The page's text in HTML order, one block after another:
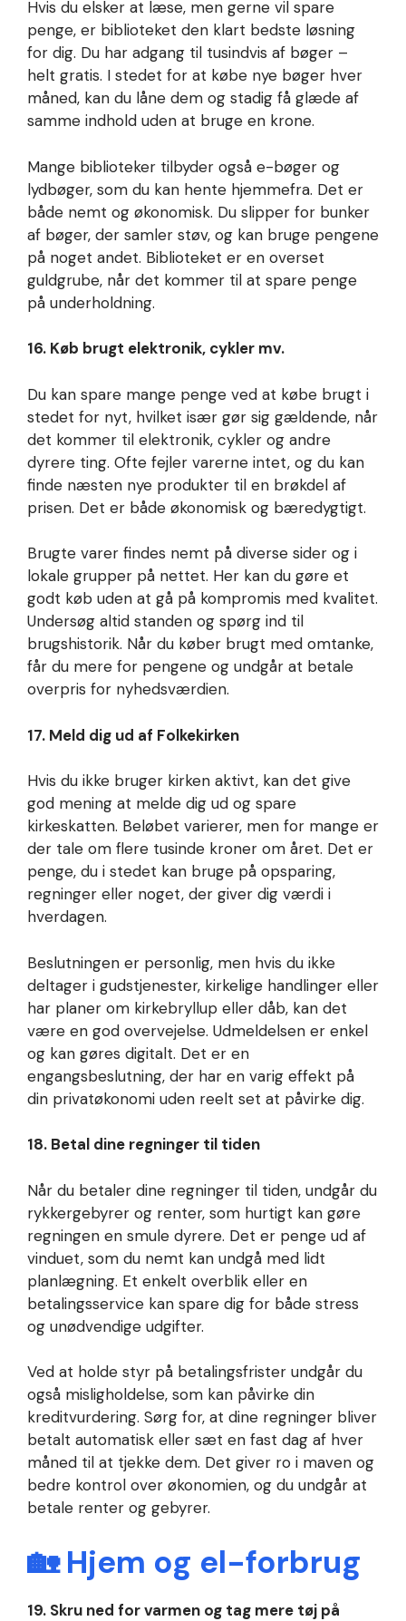
Hvis du elsker at læse, men gerne vil spare
penge, er biblioteket den klart bedste løsning
for dig. Du har adgang til tusindvis af bøger –
helt gratis. I stedet for at købe nye bøger hver
måned, kan du låne dem og stadig få glæde af
samme indhold uden at bruge en krone.
Mange biblioteker tilbyder også e-bøger og
lydbøger, som du kan hente hjemmefra. Det er
både nemt og økonomisk. Du slipper for bunker
af bøger, der samler støv, og kan bruge pengene
på noget andet. Biblioteket er en overset
guldgrube, når det kommer til at spare penge
på underholdning.
16. Køb brugt elektronik, cykler mv.
Du kan spare mange penge ved at købe brugt i
stedet for nyt, hvilket især gør sig gældende, når
det kommer til elektronik, cykler og andre
dyrere ting. Ofte fejler varerne intet, og du kan
finde næsten nye produkter til en brøkdel af
prisen. Det er både økonomisk og bæredygtigt.
Brugte varer findes nemt på diverse sider og i
lokale grupper på nettet. Her kan du gøre et
godt køb uden at gå på kompromis med kvalitet.
Undersøg altid standen og spørg ind til
brugshistorik. Når du køber brugt med omtanke,
får du mere for pengene og undgår at betale
overpris for nyhedsværdien.
17. Meld dig ud af Folkekirken
Hvis du ikke bruger kirken aktivt, kan det give
god mening at melde dig ud og spare
kirkeskatten. Beløbet varierer, men for mange er
der tale om flere tusinde kroner om året. Det er
penge, du i stedet kan bruge på opsparing,
regninger eller noget, der giver dig værdi i
hverdagen.
Beslutningen er personlig, men hvis du ikke
deltager i gudstjenester, kirkelige handlinger eller
har planer om kirkebryllup eller dåb, kan det
være en god overvejelse. Udmeldelsen er enkel
og kan gøres digitalt. Det er en
engangsbeslutning, der har en varig effekt på
din privatøkonomi uden reelt set at påvirke dig.
18. Betal dine regninger til tiden
Når du betaler dine regninger til tiden, undgår du
rykkergebyrer og renter, som hurtigt kan gøre
regningen en smule dyrere. Det er penge ud af
vinduet, som du nemt kan undgå med lidt
planlægning. Et enkelt overblik eller en
betalingsservice kan spare dig for både stress
og unødvendige udgifter.
Ved at holde styr på betalingsfrister undgår du
også misligholdelse, som kan påvirke din
kreditvurdering. Sørg for, at dine regninger bliver
betalt automatisk eller sæt en fast dag af hver
måned til at tjekke dem. Det giver ro i maven og
bedre kontrol over økonomien, og du undgår at
betale renter og gebyrer.
🏡 Hjem og el-forbrug
19. Skru ned for varmen og tag mere tøj på